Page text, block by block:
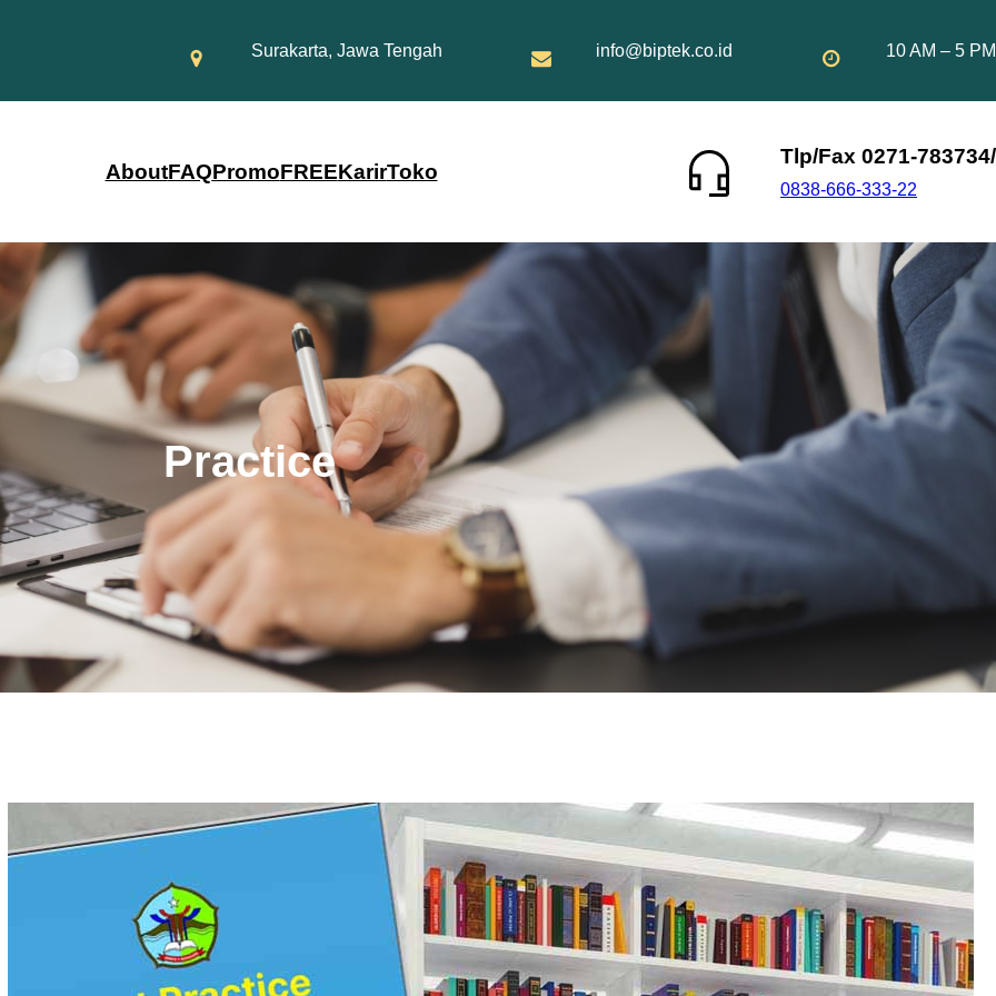
Surakarta, Jawa Tengah info@biptek.co.id 10 AM – 5 PM
AboutFAQPromoFREEKarirToko
Tlp/Fax 0271-783734/
0838-666-333-22
Practice